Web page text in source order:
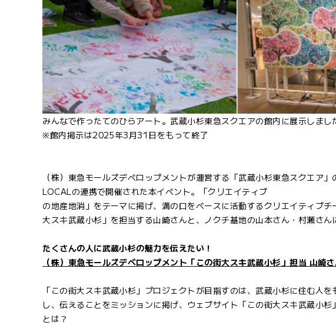
みんなで作ったてのひらアート。武蔵小杉東急スクエアの館内に展示しまし
※館内掲示は2025年3月31日をもって終了
（株）東急モールズデベロップメントが運営する「武蔵小杉東急スクエア
LOCALの連携で開催された本イベント。「クリエイティブ
の地産地消」をテーマに掲げ、溝の口をベースに活動するクリエイティブ
大スキ武蔵小杉」を担当する山崎さんと、ノクチ基地の山本さん・村瀬さん
たくさんの人に武蔵小杉の魅力を伝えたい！
（株）東急モールズデベロップメント「この街大スキ武蔵小杉」担当 山崎
「この街大スキ武蔵小杉」プロジェクトが目指すのは、武蔵小杉に住む人
し、伝えることをミッションに掲げ、ウェブサイト「この街大スキ武蔵小
とは？